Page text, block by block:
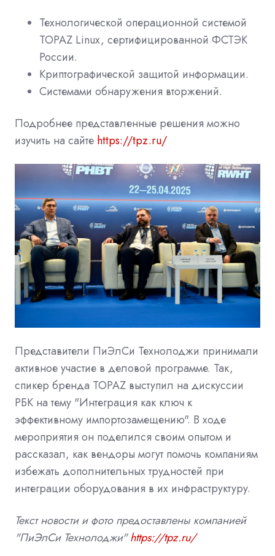
Технологической операционной системой
TOPAZ Linux, сертифицированной ФСТЭК
России.
Криптографической защитой информации.
Системами обнаружения вторжений.
Подробнее представленные решения можно
изучить на сайте https://tpz.ru/
Представители ПиЭлСи Технолоджи принимали
активное участие в деловой программе. Так,
спикер бренда TOPAZ выступил на дискуссии
РБК на тему "Интеграция как ключ к
эффективному импортозамещению". В ходе
мероприятия он поделился своим опытом и
рассказал, как вендоры могут помочь компаниям
избежать дополнительных трудностей при
интеграции оборудования в их инфраструктуру.
Текст новости и фото предоставлены компанией
"ПиЭлСи Технолоджи"https://tpz.ru/